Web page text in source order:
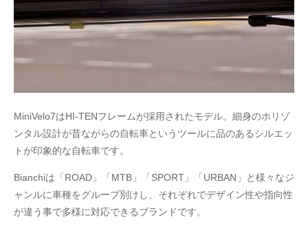
MiniVelo7はHI-TENフレームが採用されたモデル。細身のホリゾ
ンタル設計が昔ながらの自転車というツールに品のあるシルエッ
トが印象的な自転車です。
Bianchiは「ROAD」「MTB」「SPORT」「URBAN」と様々なジ
ャンルに車種をグループ別けし、それぞれでデザイン性や指向性
が違う事で多様に対応できるブランドです。